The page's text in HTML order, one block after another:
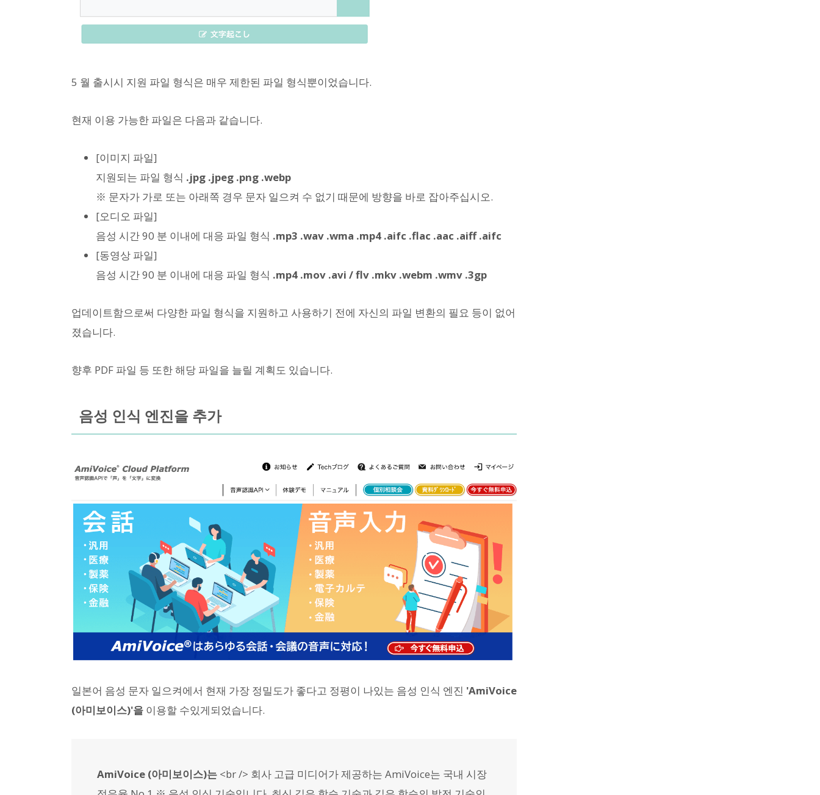
5 월 출시시 지원 파일 형식은 매우 제한된 파일 형식뿐이었습니다.
현재 이용 가능한 파일은 다음과 같습니다.
[이미지 파일]
지원되는 파일 형식 .jpg .jpeg .png .webp
※ 문자가 가로 또는 아래쪽 경우 문자 일으켜 수 없기 때문에 방향을 바로 잡아주십시오.
[오디오 파일]
음성 시간 90 분 이내에 대응 파일 형식 .mp3 .wav .wma .mp4 .aifc .flac .aac .aiff .aifc
[동영상 파일]
음성 시간 90 분 이내에 대응 파일 형식 .mp4 .mov .avi / flv .mkv .webm .wmv .3gp
업데이트함으로써 다양한 파일 형식을 지원하고 사용하기 전에 자신의 파일 변환의 필요 등이 없어
졌습니다.
향후 PDF 파일 등 또한 해당 파일을 늘릴 계획도 있습니다.
음성 인식 엔진을 추가
일본어 음성 문자 일으켜에서 현재 가장 정밀도가 좋다고 정평이 나있는 음성 인식 엔진 'AmiVoice
(아미보이스)'을 이용할 수있게되었습니다.
AmiVoice (아미보이스)는 <br /> 회사 고급 미디어가 제공하는 AmiVoice는 국내 시장